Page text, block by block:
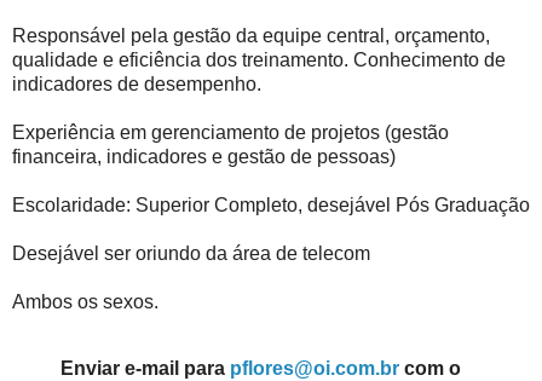
Responsável pela gestão da equipe central, orçamento,
qualidade e eficiência dos treinamento. Conhecimento de
indicadores de desempenho.
Experiência em gerenciamento de projetos (gestão
financeira, indicadores e gestão de pessoas)
Escolaridade: Superior Completo, desejável Pós Graduação
Desejável ser oriundo da área de telecom
Ambos os sexos.
Enviar e-mail para pflores@oi.com.br com o